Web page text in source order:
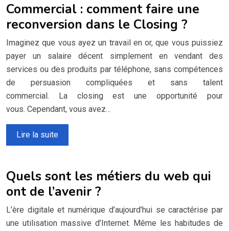
Commercial : comment faire une
reconversion dans le Closing ?
Imaginez que vous ayez un travail en or, que vous puissiez
payer un salaire décent simplement en vendant des
services ou des produits par téléphone, sans compétences
de persuasion compliquées et sans talent
commercial. La closing est une opportunité pour
vous. Cependant, vous avez…
Lire la suite
Quels sont les métiers du web qui
ont de l’avenir ?
L’ère digitale et numérique d’aujourd’hui se caractérise par
une utilisation massive d’Internet. Même les habitudes de